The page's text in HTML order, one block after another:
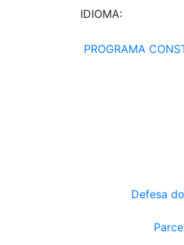
IDIOMA:
PROGRAMA
Defesa